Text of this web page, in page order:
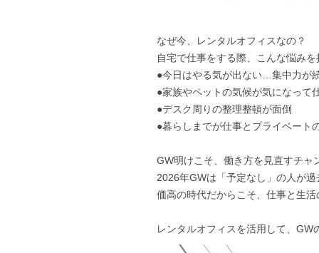
なぜ今、レンタルオフィスなの？
自宅で仕事をする際、こんな悩み
●今日はやる気が出ない…集中力が
●家族やペットの気候が気になって
●デスク周りの整理整頓が面倒
●暮らしまでが仕事とプライベート
GW明けこそ、働き方を見直すチャ
2026年GWは「予定なし」の人が
価高の時代だからこそ、仕事と生
レンタルオフィスを活用して、